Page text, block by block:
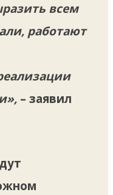
всем
работают
– заявил